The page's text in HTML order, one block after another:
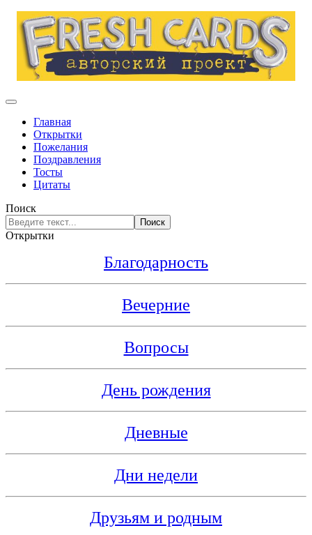
Главная
Открытки
Пожелания
Поздравления
Тосты
Цитаты
Поиск
Поиск
Открытки
Благодарность
Вечерние
Вопросы
День рождения
Дневные
Дни недели
Друзьям и родным